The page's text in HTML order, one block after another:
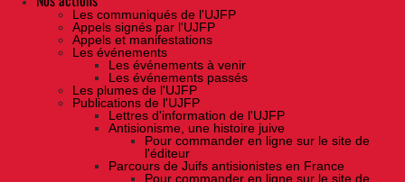
Les communiqués de l'UJFP
Appels signés par l'UJFP
Appels et manifestations
Les événements
Les événements à venir
Les événements passés
Les plumes de l'UJFP
Publications de l'UJFP
Lettres d'information de l'UJFP
Antisionisme, une histoire juive
Pour commander en ligne sur le site de
l'éditeur
Parcours de Juifs antisionistes en France
Pour commander en ligne sur le site de